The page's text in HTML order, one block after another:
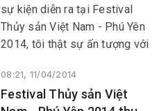
sự kiện diễn ra tại Festival
Thủy sản Việt Nam - Phú Yên
2014, tôi thật sự ấn tượng với
nghệ.
08:21, 11/04/2014
Festival Thủy sản Việt